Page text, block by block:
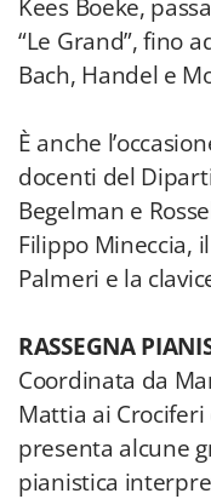
Kees Boeke,
“Le Grand”, fino
Bach, Handel e
È anche
docenti del
Begelman e
Filippo Mineccia,
Palmeri e la
RASSEGNA
Coordinata da
Mattia ai
presenta alcune
pianistica